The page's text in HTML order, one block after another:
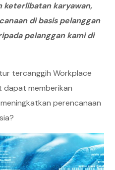
keterlibatan karyawan,
di basis pelanggan
pelanggan kami di
tercanggih Workplace
dapat memberikan
perencanaan